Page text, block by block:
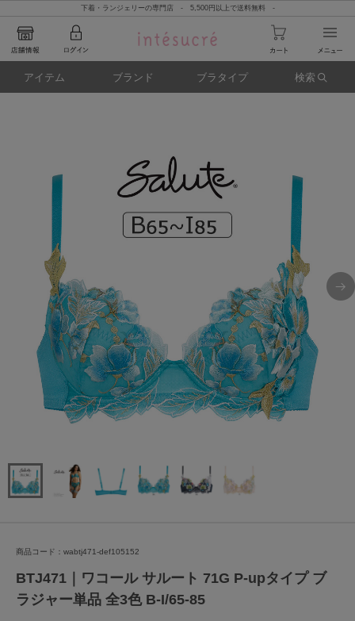
下着・ランジェリーの専門店 - 5,500円以上で送料無料 -
アイテム ブランド ブラタイプ 検索
商品コード：wabtj471-def105152
BTJ471｜ワコール サルート 71G P-upタイプ ブ
ラジャー単品 全3色 B-I/65-85